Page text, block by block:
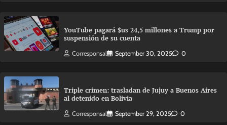
YouTube pagará $us 24,5 millones a Trump por
suspensión de su cuenta
Corresponsal September 30, 2025 0
Triple crimen: trasladan de Jujuy a Buenos Aires
al detenido en Bolivia
Corresponsal September 29, 2025 0